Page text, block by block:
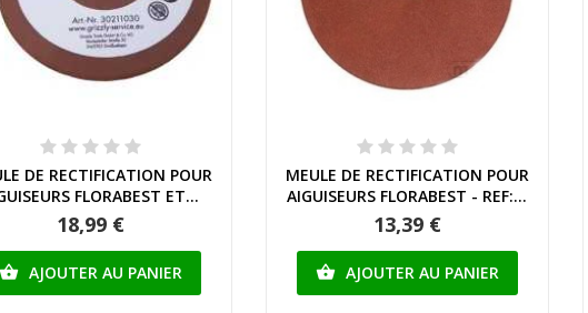
Aperçu rapide
DE RECTIFICATION POUR
FLORABEST ET...
18,99 €
AJOUTER AU PANIER
Aperçu rapide
MEULE DE RECTIFICATION POUR
AIGUISEURS FLORABEST - REF:...
13,39 €
 AJOUTER AU PANIER